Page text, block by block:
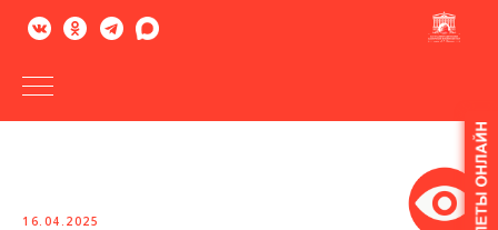
Версия
16.04.2025